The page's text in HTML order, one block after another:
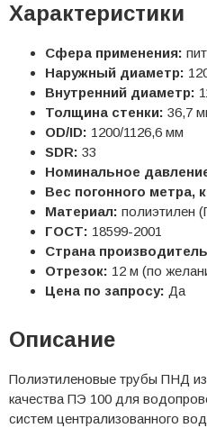
Характеристики
Сфера применения:
Наружный диаметр:
Внутренний диаметр:
Толщина стенки: 36,7
OD/ID: 1200/1126,6 мм
SDR: 33
Номинальное
Вес погонного метра,
Материал: полиэтилен
ГОСТ: 18599-2001
Страна
Отрезок: 12 м (по
Цена по запросу: Да
Описание
Полиэтиленовые трубы ПНД
качества ПЭ 100 для
систем централизованного